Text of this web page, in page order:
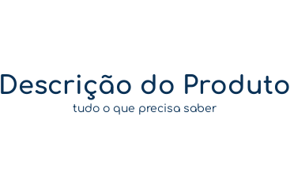
Descrição do Produto
tudo o que precisa saber